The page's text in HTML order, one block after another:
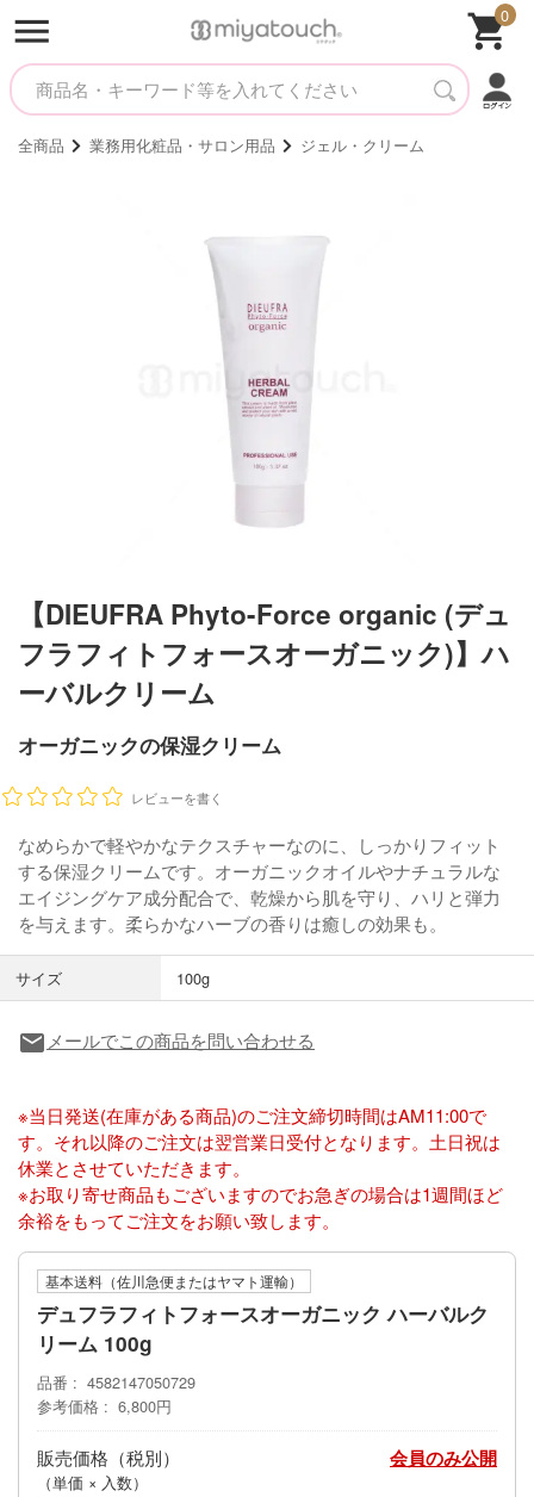
0
全商品 業務用化粧品・サロン用品 ジェル・クリーム
【DIEUFRA Phyto-Force organic (デュ
フラフィトフォースオーガニック)】ハ
ーバルクリーム
オーガニックの保湿クリーム
レビューを書く
なめらかで軽やかなテクスチャーなのに、しっかりフィット
する保湿クリームです。オーガニックオイルやナチュラルな
エイジングケア成分配合で、乾燥から肌を守り、ハリと弾力
を与えます。柔らかなハーブの香りは癒しの効果も。
サイズ 100g
local_post_officeメールでこの商品を問い合わせる
※当日発送(在庫がある商品)のご注文締切時間はAM11:00で
す。それ以降のご注文は翌営業日受付となります。土日祝は
休業とさせていただきます。
※お取り寄せ商品もございますのでお急ぎの場合は1週間ほど
余裕をもってご注文をお願い致します。
基本送料（佐川急便またはヤマト運輸）
デュフラフィトフォースオーガニック ハーバルク
リーム 100g
品番
4582147050729
参考価格
6,800円
販売価格
（単価 × 入数）
会員のみ公開